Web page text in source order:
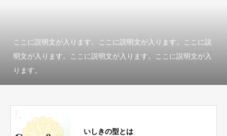
ここに説明文が入ります。ここに説明文が入ります。ここに説
明文が入ります。ここに説明文が入ります。ここに説明文が入
ります。
いしきの型とは